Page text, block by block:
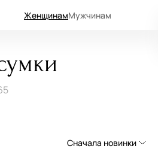
ЖенщинамМужчинам
Сначала новинки